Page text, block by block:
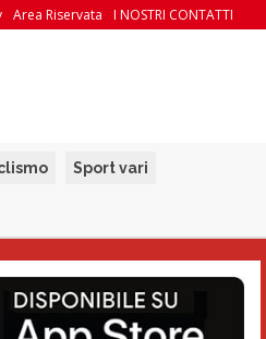
I NOSTRI CONTATTI
Area Riservata
Sport vari